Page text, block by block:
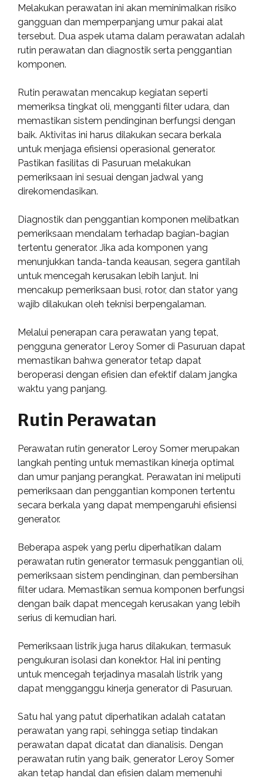
Melakukan perawatan ini akan meminimalkan risiko
gangguan dan memperpanjang umur pakai alat
tersebut. Dua aspek utama dalam perawatan adalah
rutin perawatan dan diagnostik serta penggantian
komponen.
Rutin perawatan mencakup kegiatan seperti
memeriksa tingkat oli, mengganti filter udara, dan
memastikan sistem pendinginan berfungsi dengan
baik. Aktivitas ini harus dilakukan secara berkala
untuk menjaga efisiensi operasional generator.
Pastikan fasilitas di Pasuruan melakukan
pemeriksaan ini sesuai dengan jadwal yang
direkomendasikan.
Diagnostik dan penggantian komponen melibatkan
pemeriksaan mendalam terhadap bagian-bagian
tertentu generator. Jika ada komponen yang
menunjukkan tanda-tanda keausan, segera gantilah
untuk mencegah kerusakan lebih lanjut. Ini
mencakup pemeriksaan busi, rotor, dan stator yang
wajib dilakukan oleh teknisi berpengalaman.
Melalui penerapan cara perawatan yang tepat,
pengguna generator Leroy Somer di Pasuruan dapat
memastikan bahwa generator tetap dapat
beroperasi dengan efisien dan efektif dalam jangka
waktu yang panjang.
Rutin Perawatan
Perawatan rutin generator Leroy Somer merupakan
langkah penting untuk memastikan kinerja optimal
dan umur panjang perangkat. Perawatan ini meliputi
pemeriksaan dan penggantian komponen tertentu
secara berkala yang dapat mempengaruhi efisiensi
generator.
Beberapa aspek yang perlu diperhatikan dalam
perawatan rutin generator termasuk penggantian oli,
pemeriksaan sistem pendinginan, dan pembersihan
filter udara. Memastikan semua komponen berfungsi
dengan baik dapat mencegah kerusakan yang lebih
serius di kemudian hari.
Pemeriksaan listrik juga harus dilakukan, termasuk
pengukuran isolasi dan konektor. Hal ini penting
untuk mencegah terjadinya masalah listrik yang
dapat mengganggu kinerja generator di Pasuruan.
Satu hal yang patut diperhatikan adalah catatan
perawatan yang rapi, sehingga setiap tindakan
perawatan dapat dicatat dan dianalisis. Dengan
perawatan rutin yang baik, generator Leroy Somer
akan tetap handal dan efisien dalam memenuhi